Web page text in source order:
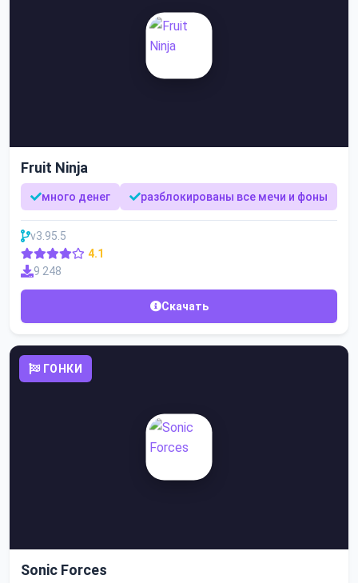
Fruit Ninja
много денег разблокированы все мечи и фоны
v3.95.5
4.1
9 248
Скачать
ГОНКИ
Sonic Forces